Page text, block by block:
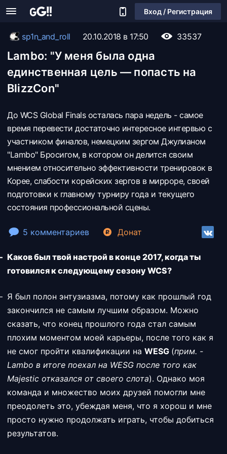
Вход / Регистрация
sp1n_and_roll 20.10.2018 в 17:50 33537
Lambo: "У меня была одна
единственная цель — попасть на
BlizzСon"
До WCS Global Finals осталась пара недель - самое
время перевести достаточно интересное интервью с
участником финалов, немецким зергом Джулианом
"Lambо" Бросигом, в котором он делится своим
мнением относительно эффективности тренировок в
Корее, слабости корейских зергов в мирроре, своей
подготовки к главному турниру года и текущего
состояния профессиональной сцены.
5 комментариев Донат
Каков был твой настрой в конце 2017, когда ты
готовился к следующему сезону WCS?
Я был полон энтузиазма, потому как прошлый год
закончился не самым лучшим образом. Можно
сказать, что конец прошлого года стал самым
плохим моментом моей карьеры, после того как я
не смог пройти квалификации на WESG (прим. -
Lambo в итоге поехал на WESG после того как
Majestic отказался от своего слота). Однако моя
команда и множество моих друзей помогли мне
преодолеть это, убеждая меня, что я хорош и мне
просто нужно продолжать играть, чтобы добиться
результатов.